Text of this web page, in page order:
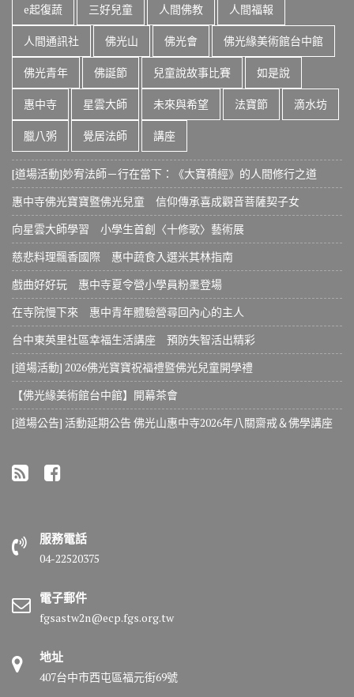
e起復蔬 三好兒童 人間佛教 人間福報
人間通訊社 佛光山 佛光會 佛光緣美術館台中館
佛光青年 佛誕節 兒童說故事比賽 如是說
惠中寺 星雲大師 未來與希望 法寶節 滴水坊
臘八粥 覺居法師 講座
[道場活動]妙宥法師－行在當下：《大寶積經》的人間修行之道
惠中寺佛光寶寶暨佛光兒童 信仰傳承喜成觀音菩薩契子女
向星雲大師學習 小學生首創〈十修歌〉藝術展
慈悲料理飄香國際 惠中蔬食入選米其林指南
戲曲好好玩 惠中寺夏令營小學員粉墨登場
在寺院慢下來 惠中青年體驗營尋回內心的主人
台中東英里社區幸福生活講座 預防失智活出精彩
[道場活動] 2026佛光寶寶祝福禮暨佛光兒童開學禮
【佛光緣美術館台中館】開幕茶會
[道場公告] 活動延期公告 佛光山惠中寺2026年八關齋戒＆佛學講座
服務電話
04-22520375
電子郵件
fgsastw2n@ecp.fgs.org.tw
地址
407台中市西屯區福元街69號